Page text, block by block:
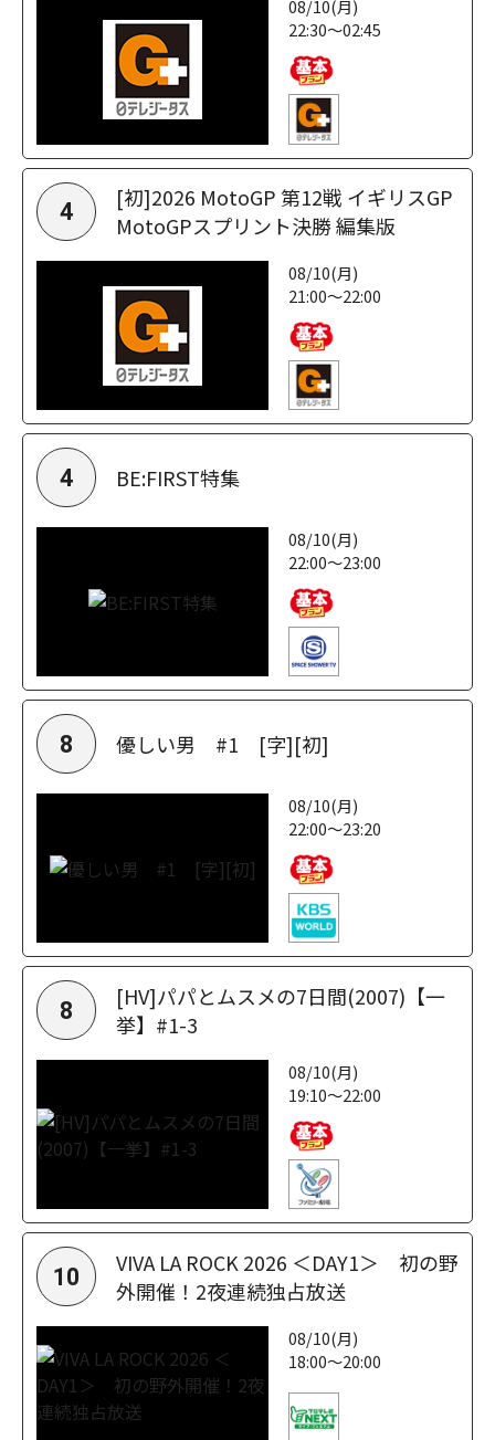
08/10(月)
22:30～02:45
4
[初]2026 MotoGP 第12戦 イギリスGP
MotoGPスプリント決勝 編集版
08/10(月)
21:00～22:00
4 BE:FIRST特集
08/10(月)
22:00～23:00
8 優しい男 #1 [字][初]
08/10(月)
22:00～23:20
8
[HV]パパとムスメの7日間(2007)【一
挙】#1-3
08/10(月)
19:10～22:00
10
VIVA LA ROCK 2026 ＜DAY1＞ 初の野
外開催！2夜連続独占放送
08/10(月)
18:00～20:00